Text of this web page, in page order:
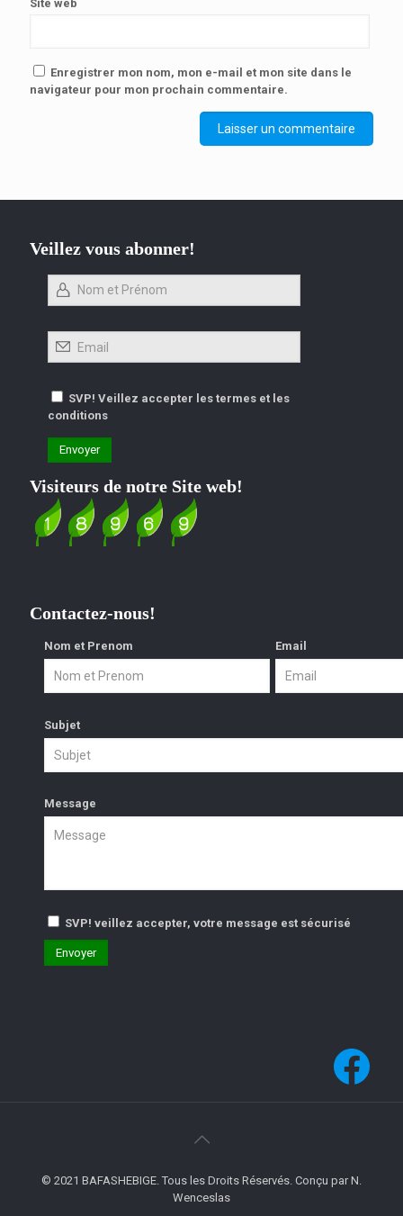
Site web
Enregistrer mon nom, mon e-mail et mon site dans le
navigateur pour mon prochain commentaire.
Veillez vous abonner!
SVP! Veillez accepter les termes et les
conditions
Visiteurs de notre Site web!
Contactez-nous!
Nom et Prenom Email
Subjet
Message
SVP! veillez accepter, votre message est sécurisé
© 2021 BAFASHEBIGE. Tous les Droits Réservés. Conçu par N.
Wenceslas